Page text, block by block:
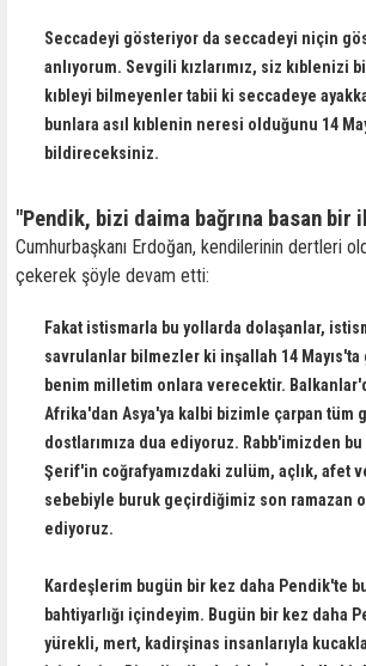
Seccadeyi gösteriyor da seccadeyi niçin
anlıyorum. Sevgili kızlarımız, siz kıblenizi
kıbleyi bilmeyenler tabii ki seccadeye
bunlara asıl kıblenin neresi olduğunu 14
bildireceksiniz.
"Pendik, bizi daima bağrına basan bir
Cumhurbaşkanı Erdoğan, kendilerinin dertleri
çekerek şöyle devam etti:
Fakat istismarla bu yollarda dolaşanlar,
savrulanlar bilmezler ki inşallah 14
benim milletim onlara verecektir.
Afrika'dan Asya'ya kalbi bizimle çarpan tüm
dostlarımıza dua ediyoruz. Rabb'imizden bu
Şerif'in coğrafyamızdaki zulüm, açlık, afet
sebebiyle buruk geçirdiğimiz son ramazan
ediyoruz.
Kardeşlerim bugün bir kez daha Pendik'te
bahtiyarlığı içindeyim. Bugün bir kez daha
yürekli, mert, kadirşinas insanlarıyla